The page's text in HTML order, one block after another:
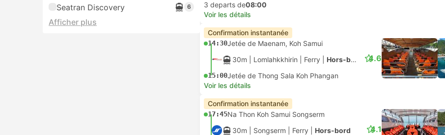
Seatran Discovery 6
Afficher plus
3 departs de08:00
Voir les détails
Confirmation instantanée
14:30Jetée de Maenam, Koh Samui
30m | Lomlahkkhirin Ferry Hors-bord
15:00Jetée de Thong Sala Koh Phangan
4.6
Voir les détails
Confirmation instantanée
17:45Na Thon Koh Samui Songserm
30m | Songserm Ferry Hors-bord 4.1